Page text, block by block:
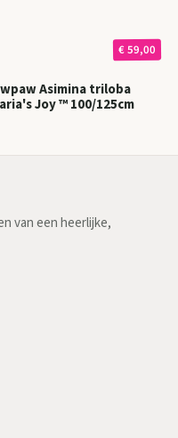
€ 59,00
Asimina triloba
Joy ™ 100/125cm
van een heerlijke,